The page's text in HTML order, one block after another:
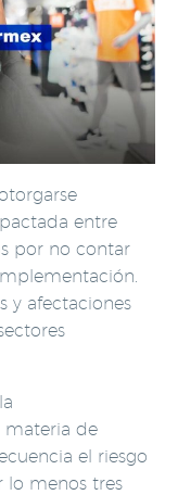
entre
por no contar
y afectaciones
materia de
el riesgo
lo menos tres